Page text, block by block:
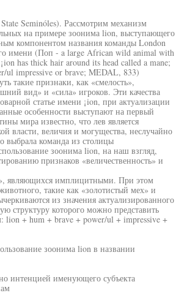
Seminóles). Рассмотрим механизм
на примере зоонима lion, выступающего
компонентом названия команды London
имени (Поп - a large African wild animal with
has thick hair around its head called a mane;
ul impressive or brave; MEDAL, 833)
такие признаки, как «смелость»,
вид» и «сила» игроков. Эти качества
статье имени ¡ion, при актуализации
особенности выступают на первый
мира известно, что лев является
власти, величия и могущества, неслучайно
выбрала команда из столицы
зоонима lion, на наш взгляд,
признаков «величественность» и
являющихся имплицитными. При этом
такие как «золотистый мех» и
из значения актуализированного
структуру которого можно представить
lion + hum + brave + power/ul + impressive +
зоонима lion в названии
интенцией именующего субъекта